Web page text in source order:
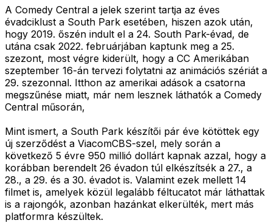
A Comedy Central a jelek szerint tartja az éves
évadciklust a South Park esetében, hiszen azok után,
hogy 2019. őszén indult el a 24. South Park-évad, de
utána csak 2022. februárjában kaptunk meg a 25.
szezont, most végre kiderült, hogy a CC Amerikában
szeptember 16-án tervezi folytatni az animációs szériát a
29. szezonnal. Itthon az amerikai adások a csatorna
megszűnése miatt, már nem lesznek láthatók a Comedy
Central műsorán,
Mint ismert, a South Park készítői pár éve kötöttek egy
új szerződést a ViacomCBS-szel, mely során a
következő 5 évre 950 millió dollárt kapnak azzal, hogy a
korábban berendelt 26 évadon túl elkészítsék a 27., a
28., a 29. és a 30. évadot is. Valamint ezek mellett 14
filmet is, amelyek közül legalább féltucatot már láthattak
is a rajongók, azonban hazánkat elkerülték, mert más
platformra készültek.